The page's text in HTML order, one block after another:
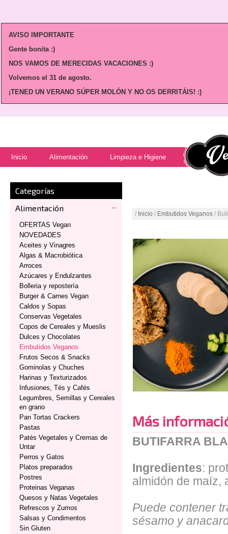
AVISO IMPORTANTE
Gente bonita :)
NOS VAMOS DE MERECIDAS VACACIONES :)
Volvemos el 31 de agosto.
¡TENED UN VERANO SÚPER MOLÓN Y NO OS DERRITÁIS! :)
Inicio Alimentación Limpieza e Higiene
Categorías
Alimentación
OFERTAS Vegan
NOVEDADES
Aceites y Vinagres
Algas & Macrobiótica
Arroces
Azúcares y Endulzantes
Bolleria y repostería
Burger & Carnes Vegan
Caldos y Sopas
Conservas Vegetales
Copos de Cereales y Mueslis
Dulces y Chocolates
Embutidos Veganos
Frutos Secos & Snacks
Gominolas y Chuches
Harinas y Texturizados
Infusiones, Tés y Cafés
Legumbres, Semillas y Cereales
en grano
Pan Tortas Crackers
Pastas
Patés Vegetales y Cremas de
Untar
Perros y Gatos
Platos preparados
Postres
Proteinas Veganas
Quesos y Natas Vegetales
Refrescos y Zumos
Salsas y Condimentos
Sin Gluten
/ Inicio / Embutidos Veganos /
Más
BUTIFARRA
Ingredientes:
almidón de maíz,
Puede contener
sésamo y